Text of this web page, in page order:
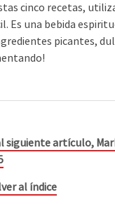
cinco recetas,
Es una bebida
picantes,
siguiente artículo,
al índice